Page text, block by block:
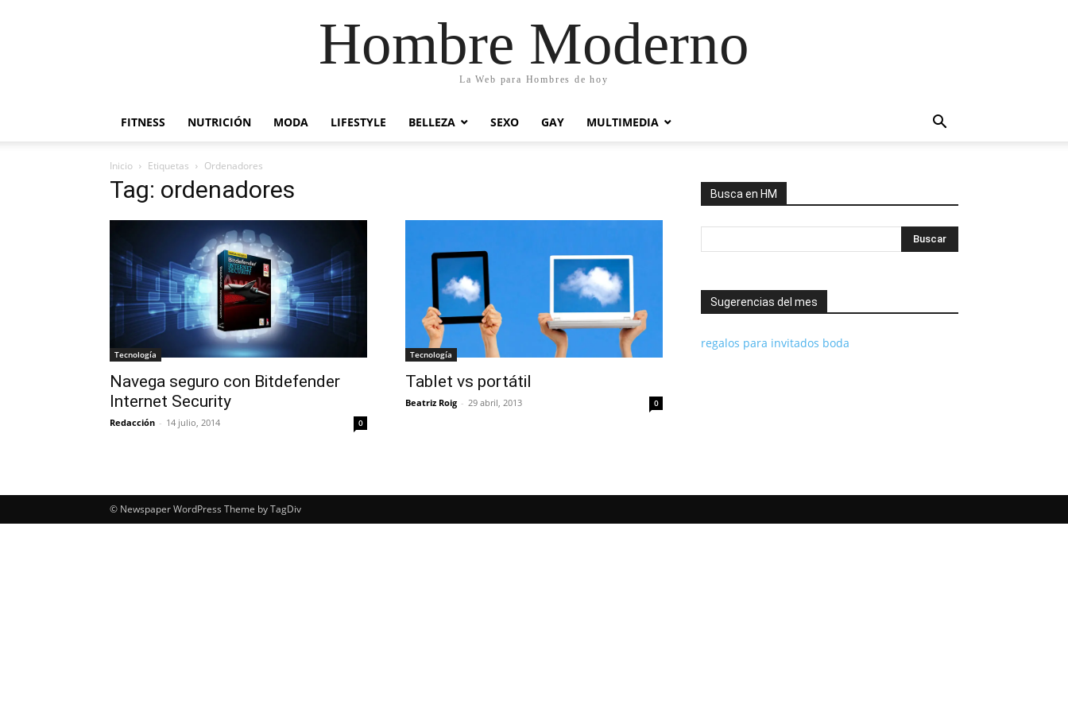
Hombre Moderno
La Web para Hombres de hoy
FITNESS NUTRICIÓN MODA LIFESTYLE BELLEZA SEXO GAY MULTIMEDIA
Inicio Etiquetas Ordenadores
Tag: ordenadores
Tecnología
Navega seguro con Bitdefender
Internet Security
Redacción - 14 julio, 2014 0
Tecnología
Tablet vs portátil
Beatriz Roig - 29 abril, 2013 0
Busca en HM
Sugerencias del mes
regalos para invitados boda
© Newspaper WordPress Theme by TagDiv